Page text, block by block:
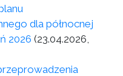
dla północnej
2026 (23.04.2026,